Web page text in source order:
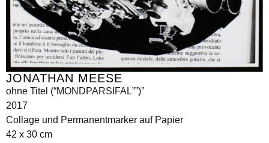
JONATHAN MEESE
ohne Titel (“MONDPARSIFAL””)”
2017
Collage und Permanentmarker auf Papier
42 x 30 cm